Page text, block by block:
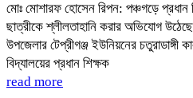
মোঃ মোশারফ হোসেন রিপন: পঞ্চগড়ে প্রধান
ছাত্রীকে শ্লীলতাহানি করার অভিযোগ
উপজেলার টেপ্রীগঞ্জ ইউনিয়নের চতুরাডাঙ্গী
বিদ্যালয়ের প্রধান শিক্ষক
read more